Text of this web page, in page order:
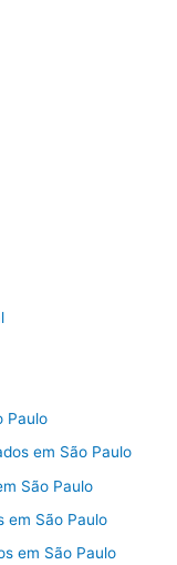
Paulo
em São Paulo
São Paulo
em São Paulo
em São Paulo